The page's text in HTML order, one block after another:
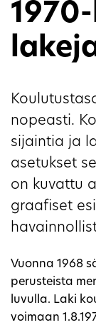
nopeasti.
sijaintia ja
asetukset
on kuvattu
graafiset
Vuonna 1968
perusteista
luvulla. Laki
voimaan